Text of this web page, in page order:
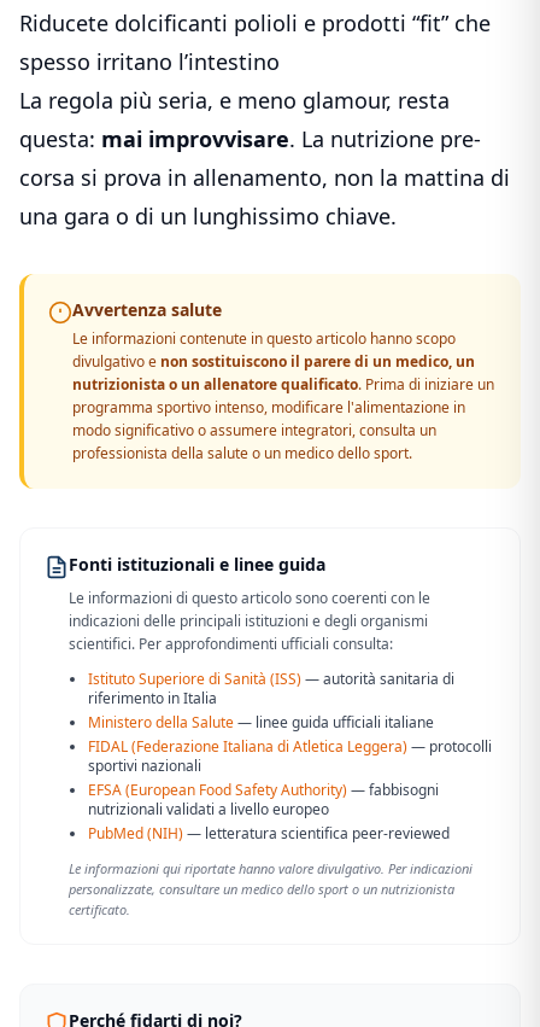
Riducete dolcificanti polioli e prodotti “fit” che
spesso irritano l’intestino
La regola più seria, e meno glamour, resta
questa: mai improvvisare. La nutrizione pre-
corsa si prova in allenamento, non la mattina di
una gara o di un lunghissimo chiave.
Avvertenza salute
Le informazioni contenute in questo articolo hanno scopo
divulgativo e non sostituiscono il parere di un medico, un
nutrizionista o un allenatore qualificato. Prima di iniziare un
programma sportivo intenso, modificare l'alimentazione in
modo significativo o assumere integratori, consulta un
professionista della salute o un medico dello sport.
Fonti istituzionali e linee guida
Le informazioni di questo articolo sono coerenti con le
indicazioni delle principali istituzioni e degli organismi
scientifici. Per approfondimenti ufficiali consulta:
Istituto Superiore di Sanità (ISS)— autorità sanitaria di
riferimento in Italia
Ministero della Salute— linee guida ufficiali italiane
FIDAL (Federazione Italiana di Atletica Leggera)— protocolli
sportivi nazionali
EFSA (European Food Safety Authority)— fabbisogni
nutrizionali validati a livello europeo
PubMed (NIH)— letteratura scientifica peer-reviewed
Le informazioni qui riportate hanno valore divulgativo. Per indicazioni
personalizzate, consultare un medico dello sport o un nutrizionista
certificato.
Perché fidarti di noi?